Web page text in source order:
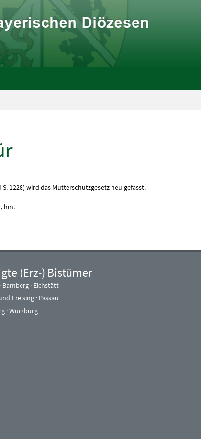
1228) wird das Mutterschutzgesetz neu gefasst.
hin.
(Erz-) Bistümer
· Bamberg · Eichstätt
Freising · Passau
·Würzburg